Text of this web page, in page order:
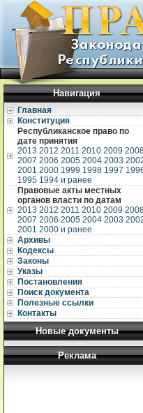
Навигация
Главная
Конституция
Республиканское право по
дате принятия
2013 2012 2011 2010 2009
2007 2006 2005 2004 2003
2001 2000 1999 1998 1997
1995 1994 и ранее
Правовые акты местных
органов власти по датам
2013 2012 2011 2010 2009
2007 2006 2005 2004 2003
2001 2000 и ранее
Архивы
Кодексы
Законы
Указы
Постановления
Поиск документа
Полезные ссылки
Контакты
Новые документы
Реклама